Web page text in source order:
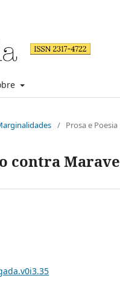
/ Prosa e Poesia
contra Marave